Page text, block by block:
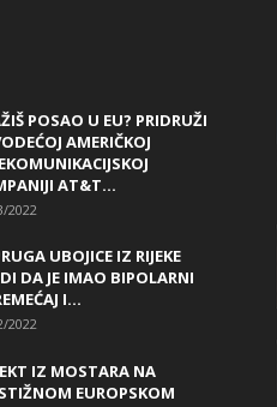
POSAO U EU? PRIDRUŽI
AMERIČKOJ
AT&T...
2022
UBOJICE IZ RIJEKE
DA JE IMAO BIPOLARNI
I...
2022
IZ MOSTARA NA
EUROPSKOM